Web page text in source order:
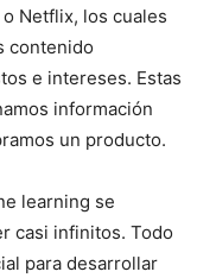
Netflix, los cuales
contenido
e intereses. Estas
información
un producto.
learning se
casi infinitos. Todo
para desarrollar